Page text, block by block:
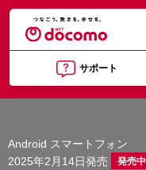
サポート
Android スマートフォン
2025年2月14日発売
発売中